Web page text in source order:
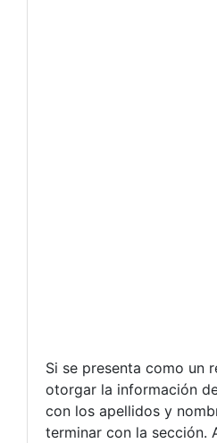
Si se presenta como un
otorgar la información
con los apellidos y
terminar con la sección.